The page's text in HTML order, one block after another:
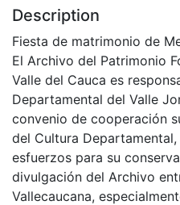
Description
Fiesta de matrimonio de
El Archivo del Patrimonio
Valle del Cauca es
Departamental del Valle
convenio de cooperación
del Cultura
esfuerzos para su
divulgación del Archivo
Vallecaucana,